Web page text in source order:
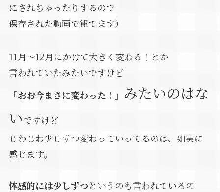
にされちゃったりするので
保存された動画で観てます）
11月～12月にかけて大きく変わる！とか
言われていたみたいですけど
「おお今まさに変わった！」 みたいのはな
いですけど
じわじわ少しずつ変わっていってるのは、如実に
感じます。
体感的には少しずつというのも言われているの